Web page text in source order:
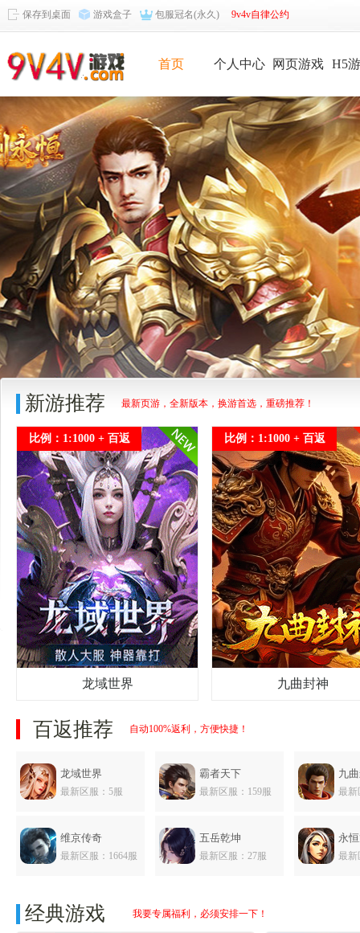
保存到桌面 游戏盒子 包服冠名(永久) 9v4v自律公约
首页 个人中心 网页游戏 H5
新游推荐 最新页游，全新版本，换游首选，重磅推荐！
比例：1:1000 + 百返
龙域世界
比例：1:1000 + 百返
九曲封神
百返推荐 自动100%返利，方便快捷！
龙域世界
最新区服：5服
霸者天下
最新区服：159服
九
最新
维京传奇
最新区服：1664服
五岳乾坤
最新区服：27服
永
最新
三国传说
最新区服：565服
经典游戏 我要专属福利，必须安排一下！